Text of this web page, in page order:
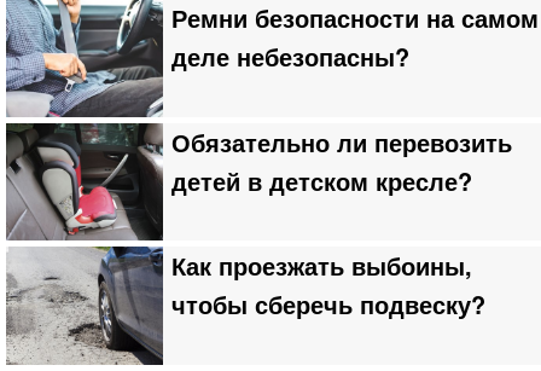
Ремни безопасности на самом
деле небезопасны?
Обязательно ли перевозить
детей в детском кресле?
Как проезжать выбоины,
чтобы сберечь подвеску?